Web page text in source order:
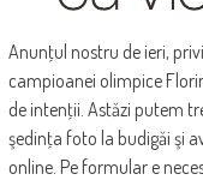
Anunţul nostru de ieri,
campioanei olimpice
de intenţii. Astăzi putem
şedinţa foto la budigăi şi
online. Pe formular e